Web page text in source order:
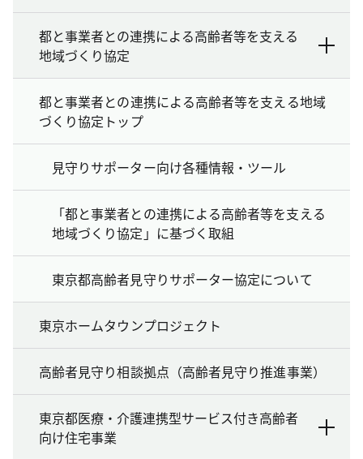
都と事業者との連携による高齢者等を支える
地域づくり協定
都と事業者との連携による高齢者等を支える地域
づくり協定トップ
見守りサポーター向け各種情報・ツール
「都と事業者との連携による高齢者等を支える
地域づくり協定」に基づく取組
東京都高齢者見守りサポーター協定について
東京ホームタウンプロジェクト
高齢者見守り相談拠点（高齢者見守り推進事業）
東京都医療・介護連携型サービス付き高齢者
向け住宅事業